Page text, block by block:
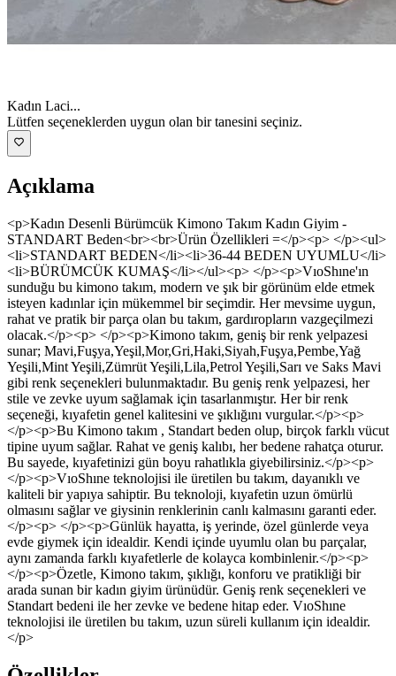
Kadın Laci...
Lütfen seçeneklerden uygun olan bir tanesini seçiniz.
Açıklama
<p>Kadın Desenli Bürümcük Kimono Takım Kadın Giyim -
STANDART Beden<br><br>Ürün Özellikleri =</p><p> </p><ul>
<li>STANDART BEDEN</li><li>36-44 BEDEN UYUMLU</li>
<li>BÜRÜMCÜK KUMAŞ</li></ul><p> </p><p>VıoShıne'ın
sunduğu bu kimono takım, modern ve şık bir görünüm elde etmek
isteyen kadınlar için mükemmel bir seçimdir. Her mevsime uygun,
rahat ve pratik bir parça olan bu takım, gardıropların vazgeçilmezi
olacak.</p><p> </p><p>Kimono takım, geniş bir renk yelpazesi
sunar; Mavi,Fuşya,Yeşil,Mor,Gri,Haki,Siyah,Fuşya,Pembe,Yağ
Yeşili,Mint Yeşili,Zümrüt Yeşili,Lila,Petrol Yeşili,Sarı ve Saks Mavi
gibi renk seçenekleri bulunmaktadır. Bu geniş renk yelpazesi, her
stile ve zevke uyum sağlamak için tasarlanmıştır. Her bir renk
seçeneği, kıyafetin genel kalitesini ve şıklığını vurgular.</p><p>
</p><p>Bu Kimono takım , Standart beden olup, birçok farklı vücut
tipine uyum sağlar. Rahat ve geniş kalıbı, her bedene rahatça oturur.
Bu sayede, kıyafetinizi gün boyu rahatlıkla giyebilirsiniz.</p><p>
</p><p>VıoShıne teknolojisi ile üretilen bu takım, dayanıklı ve
kaliteli bir yapıya sahiptir. Bu teknoloji, kıyafetin uzun ömürlü
olmasını sağlar ve giysinin renklerinin canlı kalmasını garanti eder.
</p><p> </p><p>Günlük hayatta, iş yerinde, özel günlerde veya
evde giymek için idealdir. Kendi içinde uyumlu olan bu parçalar,
aynı zamanda farklı kıyafetlerle de kolayca kombinlenir.</p><p>
</p><p>Özetle, Kimono takım, şıklığı, konforu ve pratikliği bir
arada sunan bir kadın giyim ürünüdür. Geniş renk seçenekleri ve
Standart bedeni ile her zevke ve bedene hitap eder. VıoShıne
teknolojisi ile üretilen bu takım, uzun süreli kullanım için idealdir.
</p>